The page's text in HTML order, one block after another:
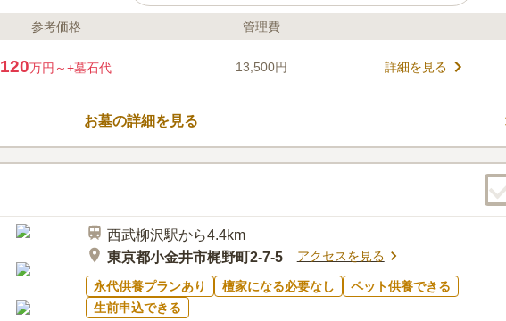
ライフドット編集部のコメント
央線「三鷹駅」、「吉祥寺駅」よりバスもあるアクセス良好な
立地で、都心からもお参りしやすいのが魅力となっています。
また駐車場がないため、電車やバスのご利用をおすすめしま
す。 広い境内に斎場や宮殿、法要施設も備えているため、年回
法要などの際には安心して故人を偲ぶことができます。
最寄り駅から歩いて15分のところにスーパーがあります、また
お墓から3分くらいのところに別のスーパーや小さな商店街がありひとと
おりの物はそろいます。食事などはお墓の周辺にファミレスや法事など
が出来る飲食店が7～8軒あり困ることはないです。
口コミの続きを読む
参考価格 管理費
120万円～+墓石代 13,500円 詳細を見る
お墓の詳細を見る
西武柳沢駅から4.4km
東京都小金井市梶野町2-7-5
アクセスを見る
永代供養プランあり 檀家になる必要なし
ペット供養できる
生前申込できる